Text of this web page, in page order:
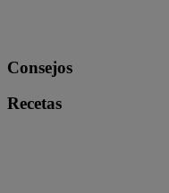
Consejos
Recetas